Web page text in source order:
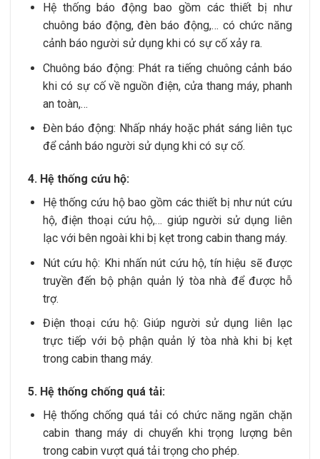
Hệ thống báo động bao gồm các thiết bị như
chuông báo động, đèn báo động,… có chức năng
cảnh báo người sử dụng khi có sự cố xảy ra.
Chuông báo động: Phát ra tiếng chuông cảnh báo
khi có sự cố về nguồn điện, cửa thang máy, phanh
an toàn,…
Đèn báo động: Nhấp nháy hoặc phát sáng liên tục
để cảnh báo người sử dụng khi có sự cố.
4. Hệ thống cứu hộ:
Hệ thống cứu hộ bao gồm các thiết bị như nút cứu
hộ, điện thoại cứu hộ,… giúp người sử dụng liên
lạc với bên ngoài khi bị kẹt trong cabin thang máy.
Nút cứu hộ: Khi nhấn nút cứu hộ, tín hiệu sẽ được
truyền đến bộ phận quản lý tòa nhà để được hỗ
trợ.
Điện thoại cứu hộ: Giúp người sử dụng liên lạc
trực tiếp với bộ phận quản lý tòa nhà khi bị kẹt
trong cabin thang máy.
5. Hệ thống chống quá tải:
Hệ thống chống quá tải có chức năng ngăn chặn
cabin thang máy di chuyển khi trọng lượng bên
trong cabin vượt quá tải trọng cho phép.